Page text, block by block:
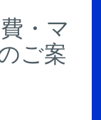
・マ
ご案